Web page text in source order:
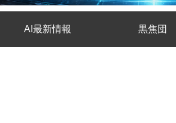
AI最新情報 黒焦団